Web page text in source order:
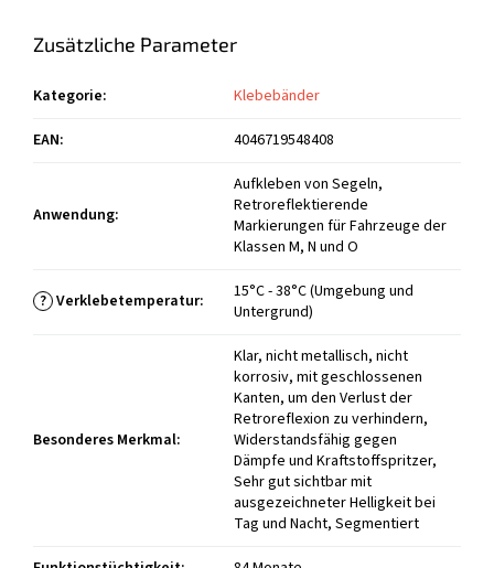
Zusätzliche Parameter
Kategorie:
Klebebänder
EAN: 4046719548408
Anwendung:
Aufkleben von Segeln,
Retroreflektierende
Markierungen für Fahrzeuge der
Klassen M, N und O
? Verklebetemperatur:
15°C - 38°C (Umgebung und
Untergrund)
Besonderes Merkmal:
Klar, nicht metallisch, nicht
korrosiv, mit geschlossenen
Kanten, um den Verlust der
Retroreflexion zu verhindern,
Widerstandsfähig gegen
Dämpfe und Kraftstoffspritzer,
Sehr gut sichtbar mit
ausgezeichneter Helligkeit bei
Tag und Nacht, Segmentiert